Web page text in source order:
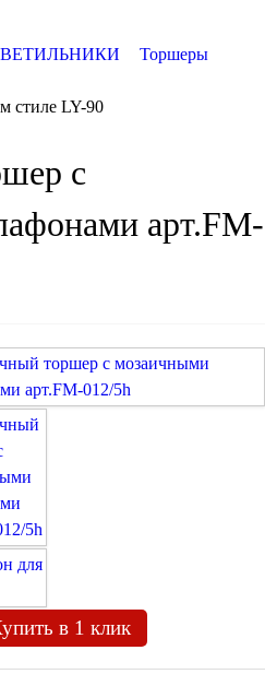
Мозаичные
ПОСУДА
Торшеры
стиле LY-90
с
арт.FM-
в 1 клик